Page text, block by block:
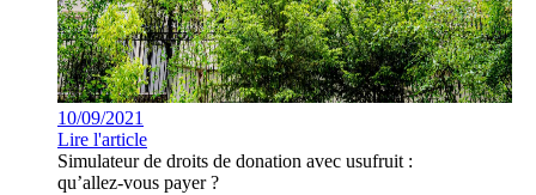
10/09/2021
Lire l'article
Simulateur de droits de donation avec usufruit :
qu’allez-vous payer ?